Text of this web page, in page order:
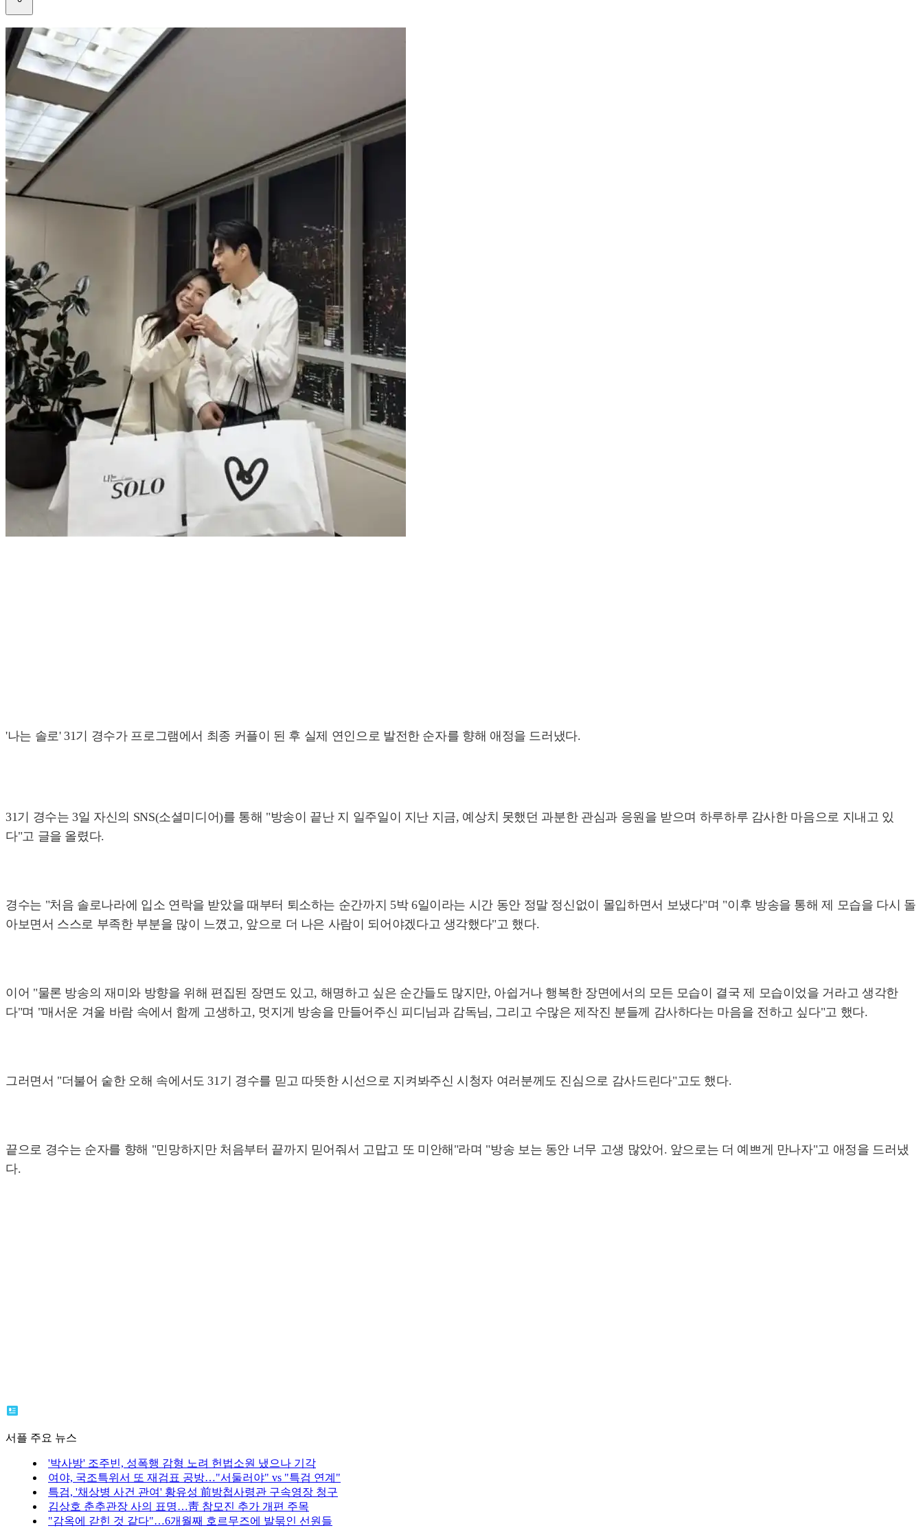
'나는 솔로' 31기 경수가 프로그램에서 최종 커플이 된 후 실제 연인으로 발전한 순자를 향해 애정을 드러냈다.
31기 경수는 3일 자신의 SNS(소셜미디어)를 통해 "방송이 끝난 지 일주일이 지난 지금, 예상치 못했던 과분한 관심과 응원을 받으며 하루하루 감사한 마음으로 지내고 있
다"고 글을 올렸다.
경수는 "처음 솔로나라에 입소 연락을 받았을 때부터 퇴소하는 순간까지 5박 6일이라는 시간 동안 정말 정신없이 몰입하면서 보냈다"며 "이후 방송을 통해 제 모습을 다시 돌
아보면서 스스로 부족한 부분을 많이 느꼈고, 앞으로 더 나은 사람이 되어야겠다고 생각했다"고 했다.
이어 "물론 방송의 재미와 방향을 위해 편집된 장면도 있고, 해명하고 싶은 순간들도 많지만, 아쉽거나 행복한 장면에서의 모든 모습이 결국 제 모습이었을 거라고 생각한
다"며 "매서운 겨울 바람 속에서 함께 고생하고, 멋지게 방송을 만들어주신 피디님과 감독님, 그리고 수많은 제작진 분들께 감사하다는 마음을 전하고 싶다"고 했다.
그러면서 "더불어 숱한 오해 속에서도 31기 경수를 믿고 따뜻한 시선으로 지켜봐주신 시청자 여러분께도 진심으로 감사드린다"고도 했다.
끝으로 경수는 순자를 향해 "민망하지만 처음부터 끝까지 믿어줘서 고맙고 또 미안해"라며 "방송 보는 동안 너무 고생 많았어. 앞으로는 더 예쁘게 만나자"고 애정을 드러냈
다.
서플 주요 뉴스
'박사방' 조주빈, 성폭행 감형 노려 헌법소원 냈으나 기각
여야, 국조특위서 또 재검표 공방…"서둘러야" vs "특검 연계"
특검, '채상병 사건 관여' 황유성 前방첩사령관 구속영장 청구
김상호 춘추관장 사의 표명…靑 참모진 추가 개편 주목
"감옥에 갇힌 것 같다"…6개월째 호르무즈에 발묶인 선원들